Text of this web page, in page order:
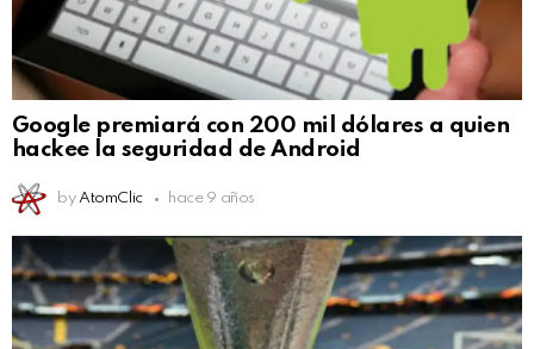
Google premiará con 200 mil dólares a quien
hackee la seguridad de Android
by AtomClic hace 9 años